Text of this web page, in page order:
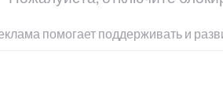
помогает поддерживать и